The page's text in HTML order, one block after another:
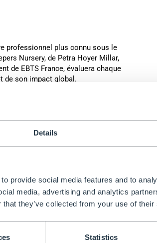
Details
provide social media features and to
media, advertising and analytics
they’ve collected from your use of
Statistics
professionnel plus connu sous le
Nursery, de Petra Hoyer Millar,
de EBTS France, évaluera chaque
de son impact global.